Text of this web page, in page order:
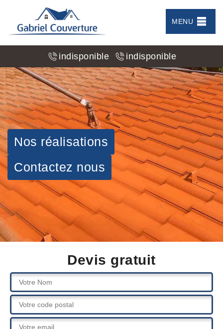
MENU
indisponible indisponible
Nos réalisations
Contactez nous
Devis gratuit